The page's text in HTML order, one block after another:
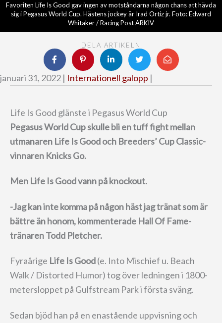
Favoriten Life Is Good gav ingen av motståndarna någon chans att hävda
sig i Pegasus World Cup. Hästens jockey är Irad Ortiz jr. Foto: Edward
Whitaker / Racing Post ARKIV
DELA ARTIKELN
januari 31, 2022 | Internationell galopp |
Life Is Good glänste i Pegasus World Cup
Pegasus World Cup skulle bli en tuff fight mellan
utmanaren Life Is Good och Breeders’ Cup Classic-
vinnaren Knicks Go.
Men Life Is Good vann på knockout.
-Jag kan inte komma på någon häst jag tränat som är
bättre än honom, kommenterade Hall Of Fame-
tränaren Todd Pletcher.
Fyraårige Life Is Good(e. Into Mischief u. Beach
Walk / Distorted Humor) tog över ledningen i 1800-
metersloppet på Gulfstream Park i första sväng.
Sedan bjöd han på en enastående uppvisning och